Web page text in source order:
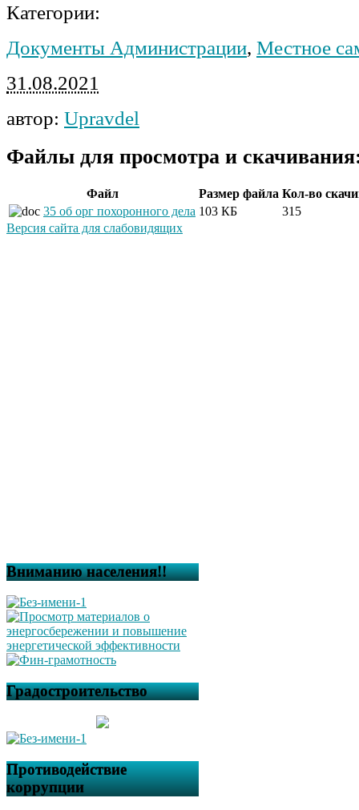
Категории:
Документы Администрации, Местное
31.08.2021
автор: Upravdel
Файлы для просмотра и
Файл Размер файла Кол-во
35 об орг похоронного дела 103 КБ
315
Версия сайта для слабовидящих
Вниманию населения!!
Градостроительство
Противодействие
коррупции